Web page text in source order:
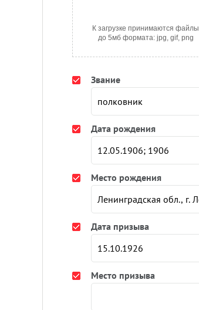
К загрузке принимаются файлы
до 5мб формата: jpg, gif, png
Звание
Дата рождения
Место рождения
Дата призыва
Место призыва